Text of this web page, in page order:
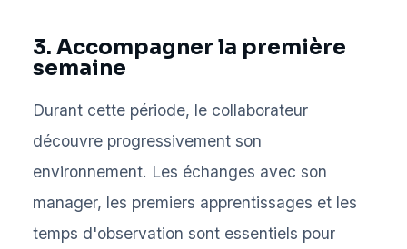
3. Accompagner la première
semaine
Durant cette période, le collaborateur
découvre progressivement son
environnement. Les échanges avec son
manager, les premiers apprentissages et les
temps d'observation sont essentiels pour